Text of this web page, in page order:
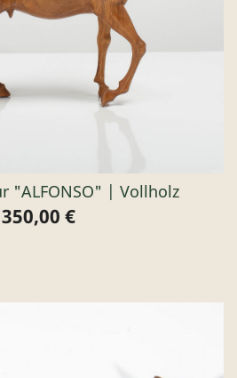
"ALFONSO" | Vollholz
Preis
350,00 €